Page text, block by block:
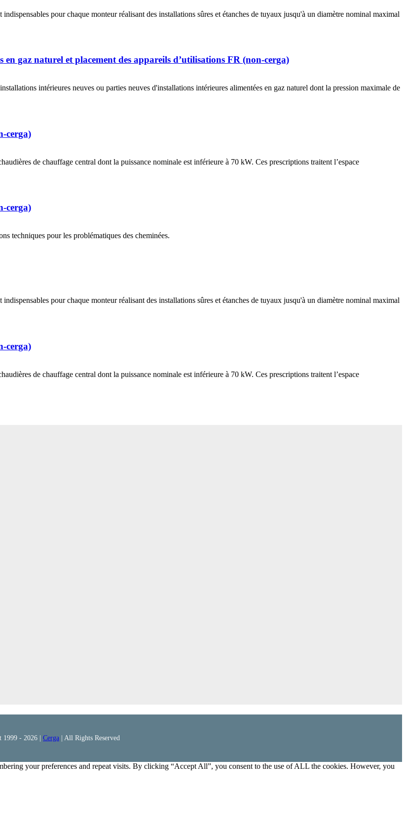
indispensables pour chaque monteur réalisant des installations sûres et étanches de tuyaux jusqu'à un diamètre nominal maximal
gaz naturel et placement des appareils d’utilisations FR (non-cerga)
intérieures neuves ou parties neuves d'installations intérieures alimentées en gaz naturel dont la pression maximale de
cerga)
de chauffage central dont la puissance nominale est inférieure à 70 kW. Ces prescriptions traitent l’espace
cerga)
techniques pour les problématiques des cheminées.
indispensables pour chaque monteur réalisant des installations sûres et étanches de tuyaux jusqu'à un diamètre nominal maximal
cerga)
de chauffage central dont la puissance nominale est inférieure à 70 kW. Ces prescriptions traitent l’espace
1999 - 2026 | Cerga | All Rights Reserved
your preferences and repeat visits. By clicking “Accept All”, you consent to the use of ALL the cookies. However, you